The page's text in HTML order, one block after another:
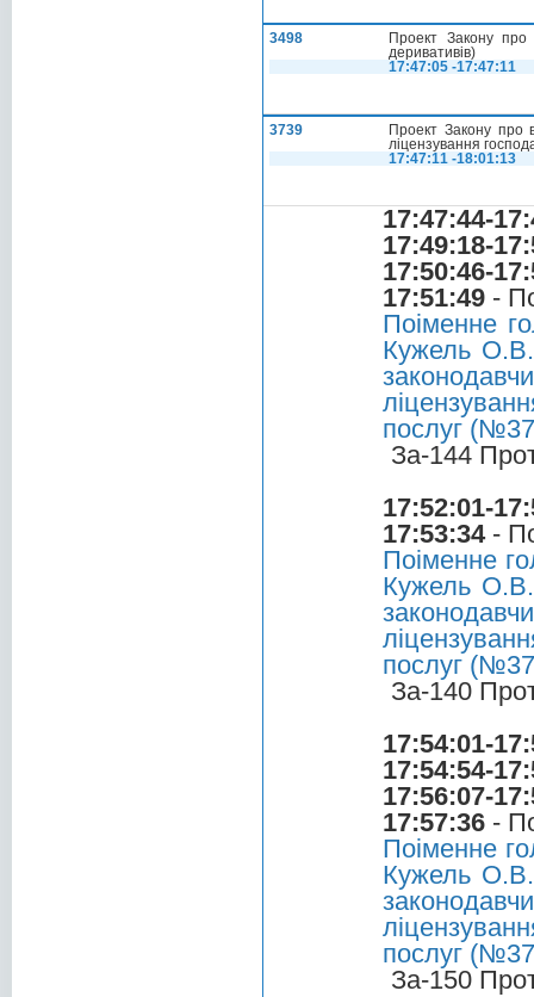
3498
Проект Закону про
деривативів)
17:47:05 -17:47:11
3739
Проект Закону про
ліцензування
17:47:11 -18:01:13
17:47:44-
17:49:18-
17:50:46-
17:51:49 -
Поіменне
Кужель О.В.
послуг
За-144
17:52:01-
17:53:34-
Поіменне
Кужель О.В.
послуг
За-140
17:54:01-
17:54:54-
17:56:07-
17:57:36 -
Поіменне
Кужель О.В.
послуг
За-150